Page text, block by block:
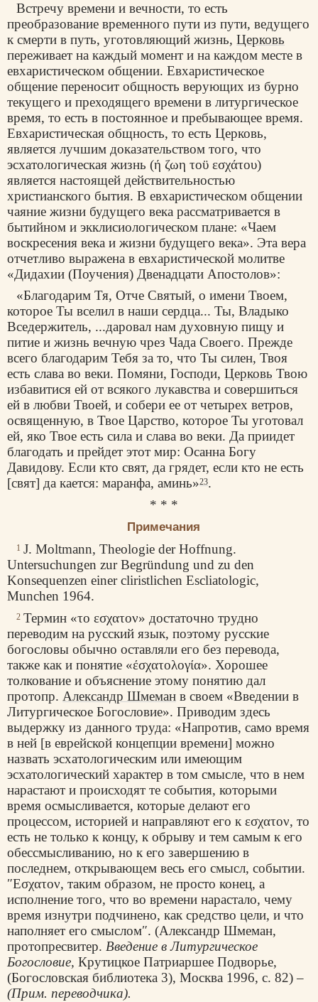
Встречу времени и вечности, то есть
преобразование временного пути из пути, ведущего
к смерти в путь, уготовляющий жизнь, Церковь
переживает на каждый момент и на каждом месте в
евхаристическом общении. Евхаристическое
общение переносит общность верующих из бурно
текущего и преходящего времени в литургическое
время, то есть в постоянное и пребывающее время.
Евхаристическая общность, то есть Церковь,
является лучшим доказательством того, что
эсхатологическая жизнь (ή ζωη τοϋ εσχάτου)
является настоящей действительностью
христианского бытия. В евхаристическом общении
чаяние жизни будущего века рассматривается в
бытийном и экклисиологическом плане: «Чаем
воскресения века и жизни будущего века». Эта вера
отчетливо выражена в евхаристической молитве
«Дидахии (Поучения) Двенадцати Апостолов»:
«Благодарим Тя, Отче Святый, о имени Твоем,
которое Ты вселил в наши сердца... Ты, Владыко
Вседержитель, ...даровал нам духовную пищу и
питие и жизнь вечную чрез Чада Своего. Прежде
всего благодарим Тебя за то, что Ты силен, Твоя
есть слава во веки. Помяни, Господи, Церковь Твою
избавитися ей от всякого лукавства и совершиться
ей в любви Твоей, и собери ее от четырех ветров,
освященную, в Твое Царство, которое Ты уготовал
ей, яко Твое есть сила и слава во веки. Да приидет
благодать и прейдет этот мир: Осанна Богу
Давидову. Если кто свят, да грядет, если кто не есть
[свят] да кается: маранфа, аминь»23.
* * *
Примечания
1 J. Moltmann, Theologie der Hoffnung.
Untersuchungen zur Begründung und zu den
Konsequenzen einer cliristlichen Escliatologic,
Munchen 1964.
2 Термин «το εσχατον» достаточно трудно
переводим на русский язык, поэтому русские
богословы обычно оставляли его без перевода,
также как и понятие «έσχατολογία». Хорошее
толкование и объяснение этому понятию дал
протопр. Александр Шмеман в своем «Введении в
Литургическое Богословие». Приводим здесь
выдержку из данного труда: «Напротив, само время
в ней [в еврейской концепции времени] можно
назвать эсхатологическим или имеющим
эсхатологический характер в том смысле, что в нем
нарастают и происходят те события, которыми
время осмысливается, которые делают его
процессом, историей и направляют его к εσχατον, то
есть не только к концу, к обрыву и тем самым к его
обессмысливанию, но к его завершению в
последнем, открывающем весь его смысл, событии.
″Εσχατον, таким образом, не просто конец, а
исполнение того, что во времени нарастало, чему
время изнутри подчинено, как средство цели, и что
наполняет его смыслом″. (Александр Шмеман,
протопресвитер. Введение в Литургическое
Богословие, Крутицкое Патриаршее Подворье,
(Богословская библиотека 3), Москва 1996, с. 82) –
(Прим. переводчика).